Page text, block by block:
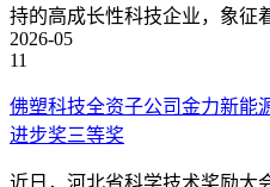
持的高成长性科技企业，象征
2026-05
11
佛塑科技全资子公司金力新能
进步奖三等奖